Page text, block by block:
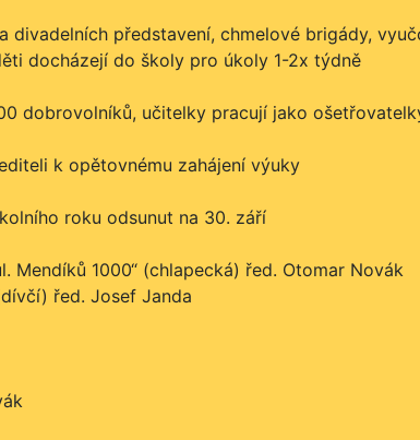
představení, chmelové brigády,
docházejí do školy pro úkoly 1-2x týdně
dobrovolníků, učitelky pracují jako
k opětovnému zahájení výuky
roku odsunut na 30. září
Mendíků 1000“ (chlapecká) řed. Otomar Novák
řed. Josef Janda